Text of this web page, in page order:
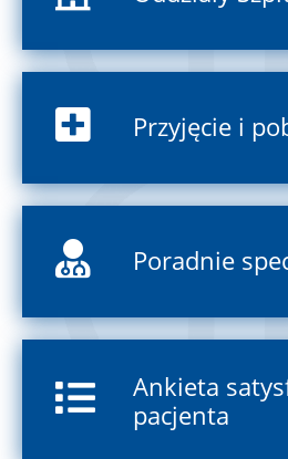
Przyjęcie i
Poradnie
Ankieta
pacjenta